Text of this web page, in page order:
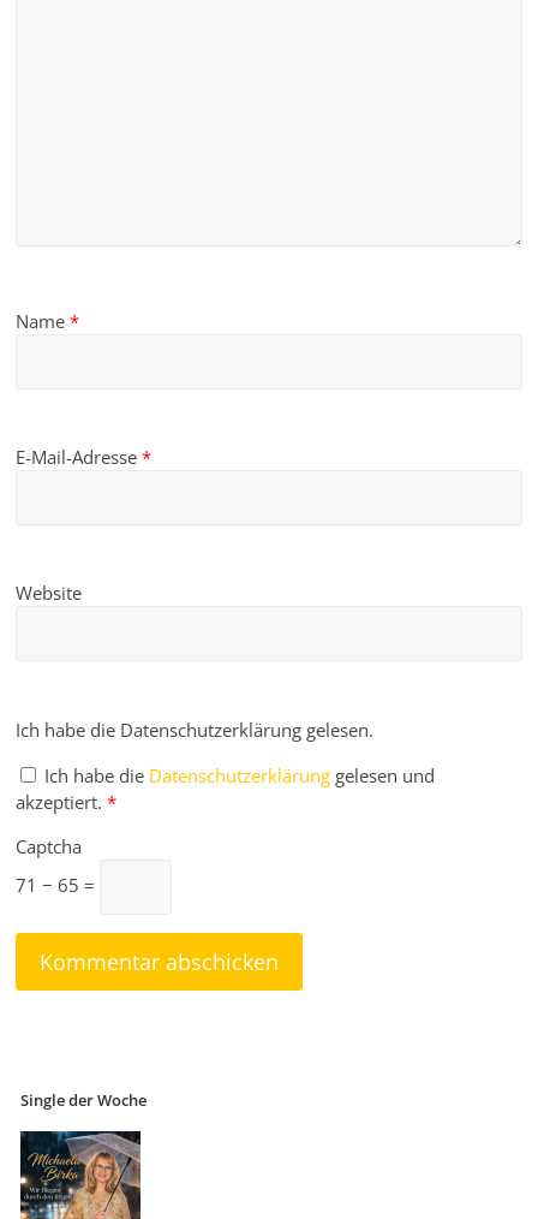
Name*
E-Mail-Adresse*
Website
Ich habe die Datenschutzerklärung gelesen.
Ich habe die Datenschutzerklärung gelesen und
akzeptiert. *
Captcha
71 − 65 =
Single der Woche